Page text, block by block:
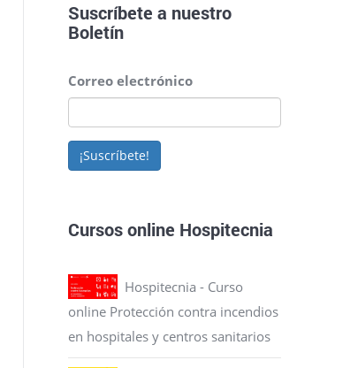
Suscríbete a nuestro
Boletín
Correo electrónico
¡Suscríbete!
Cursos online Hospitecnia
Hospitecnia - Curso
online Protección contra incendios
en hospitales y centros sanitarios